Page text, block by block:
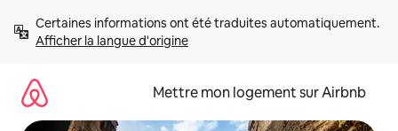
directement
Afficher la langue d'origine
Mettre mon logement sur Airbnb